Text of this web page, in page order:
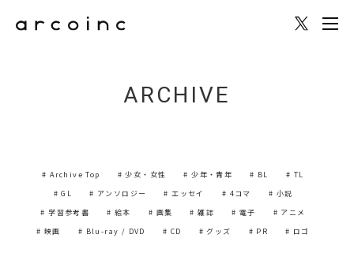
ARCHIVE
# Archive Top # 少女・女性 # 少年・青年 # BL
# TL
# GL
# アンソロジー # エッセイ # 4コマ
# 小説
# 学習参考書
# 絵本 # 画集 # 雑誌 # 電子
# アニメ
# 映画
# Blu-ray / DVD # CD # グッズ # PR # ロゴ